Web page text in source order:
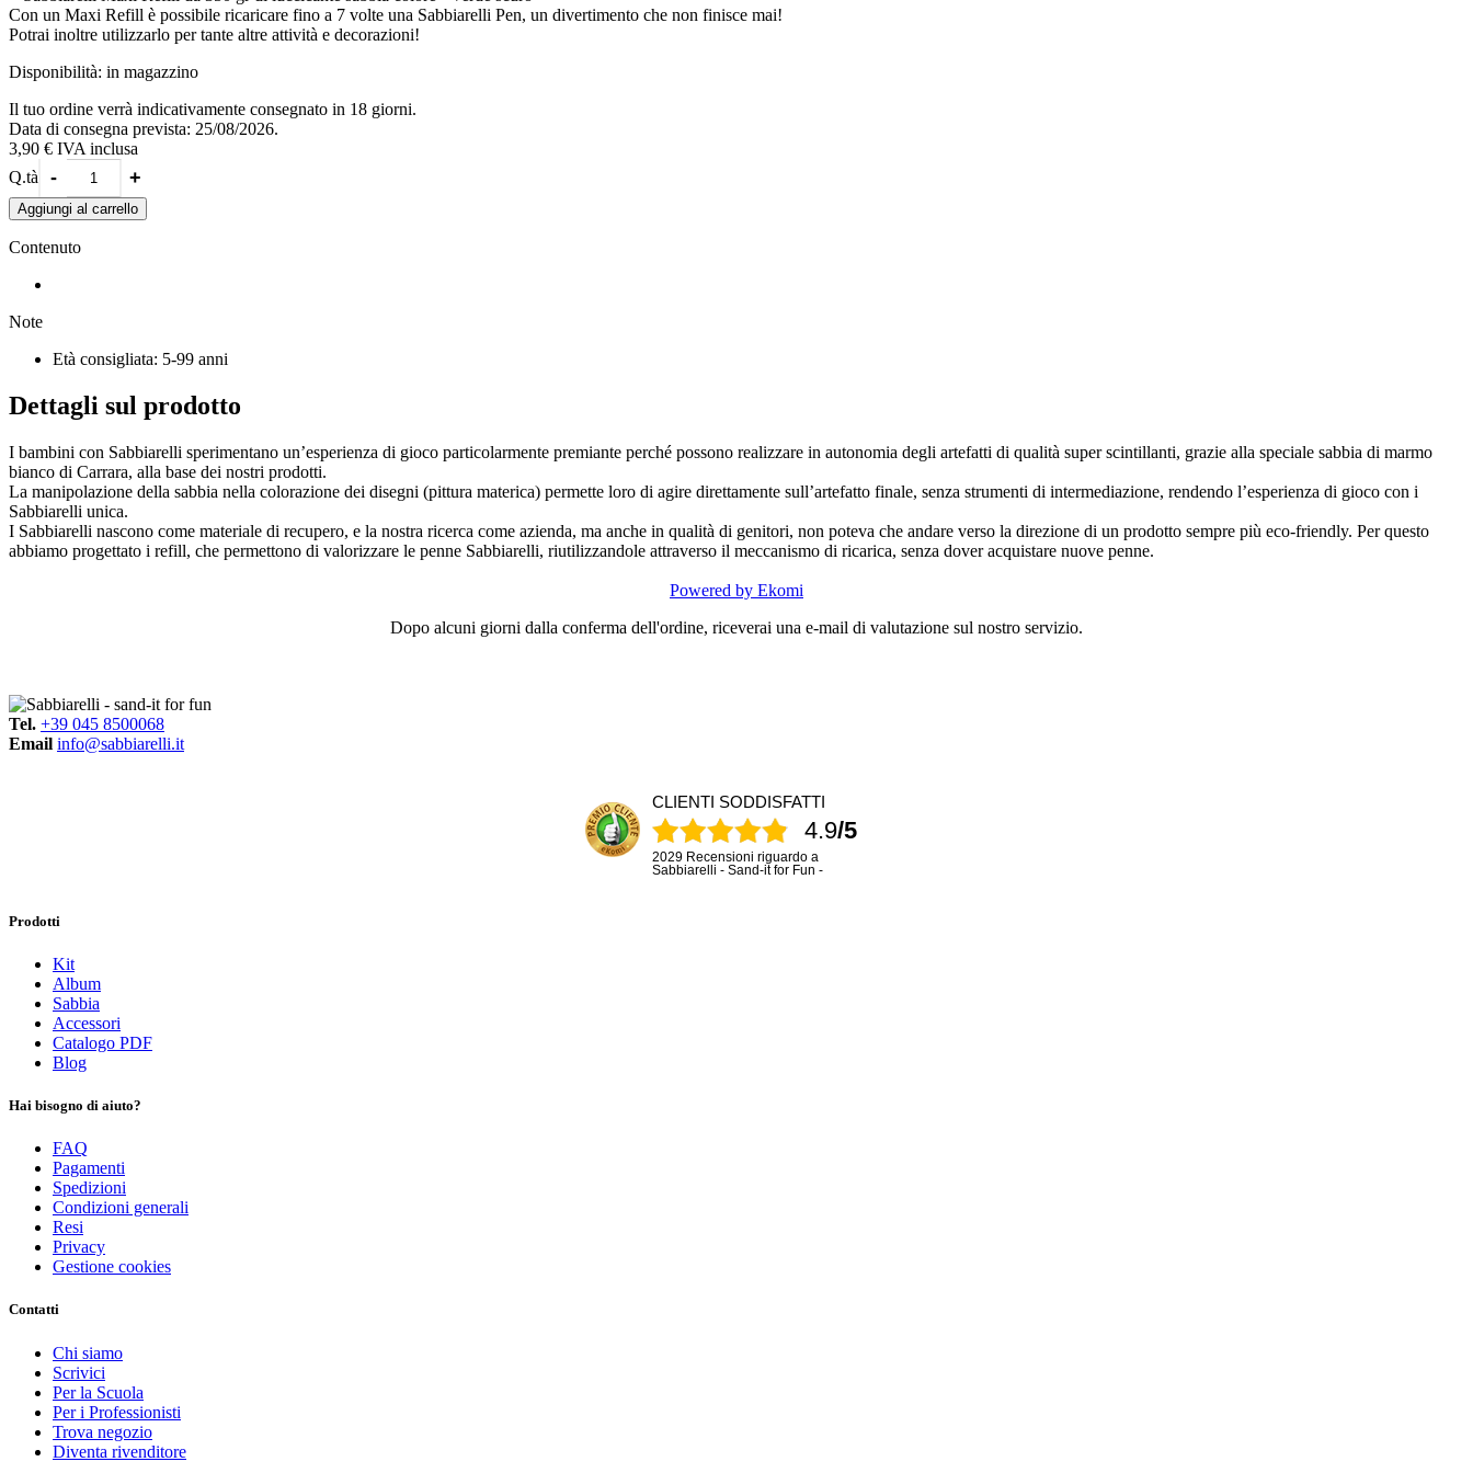
Con un Maxi Refill è possibile ricaricare fino a 7 volte una Sabbiarelli Pen, un divertimento che non finisce mai!
Potrai inoltre utilizzarlo per tante altre attività e decorazioni!
Disponibilità: in magazzino
Il tuo ordine verrà indicativamente consegnato in 18 giorni.
Data di consegna prevista: 25/08/2026.
3,90 € IVA inclusa
Q.tà
- +
Aggiungi al carrello
Contenuto
Note
Età consigliata: 5-99 anni
Dettagli sul prodotto
I bambini con Sabbiarelli sperimentano un’esperienza di gioco particolarmente premiante perché possono realizzare in autonomia degli artefatti di qualità super scintillanti, grazie alla speciale sabbia di marmo
bianco di Carrara, alla base dei nostri prodotti.
La manipolazione della sabbia nella colorazione dei disegni (pittura materica) permette loro di agire direttamente sull’artefatto finale, senza strumenti di intermediazione, rendendo l’esperienza di gioco con i
Sabbiarelli unica.
I Sabbiarelli nascono come materiale di recupero, e la nostra ricerca come azienda, ma anche in qualità di genitori, non poteva che andare verso la direzione di un prodotto sempre più eco-friendly. Per questo
abbiamo progettato i refill, che permettono di valorizzare le penne Sabbiarelli, riutilizzandole attraverso il meccanismo di ricarica, senza dover acquistare nuove penne.
Powered by Ekomi
Dopo alcuni giorni dalla conferma dell'ordine, riceverai una e-mail di valutazione sul nostro servizio.
Tel. +39 045 8500068
Email info@sabbiarelli.it
CLIENTI SODDISFATTI
4.9/5
2029 Recensioni riguardo a
Sabbiarelli - Sand-it for Fun -
Prodotti
Kit
Album
Sabbia
Accessori
Catalogo PDF
Blog
Hai bisogno di aiuto?
FAQ
Pagamenti
Spedizioni
Condizioni generali
Resi
Privacy
Gestione cookies
Contatti
Chi siamo
Scrivici
Per la Scuola
Per i Professionisti
Trova negozio
Diventa rivenditore